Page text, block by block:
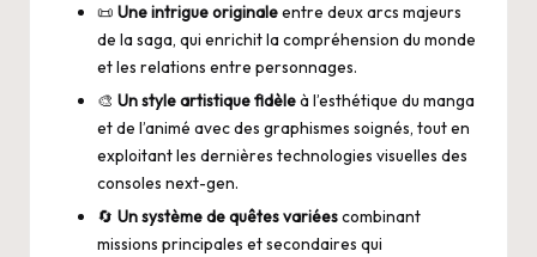
📜 Une intrigue originaleentre deux arcs majeurs
de la saga, qui enrichit la compréhension du monde
et les relations entre personnages.
🎨 Un style artistique fidèleà l’esthétique du manga
et de l’animé avec des graphismes soignés, tout en
exploitant les dernières technologies visuelles des
consoles next-gen.
🔄 Un système de quêtes variéescombinant
missions principales et secondaires qui